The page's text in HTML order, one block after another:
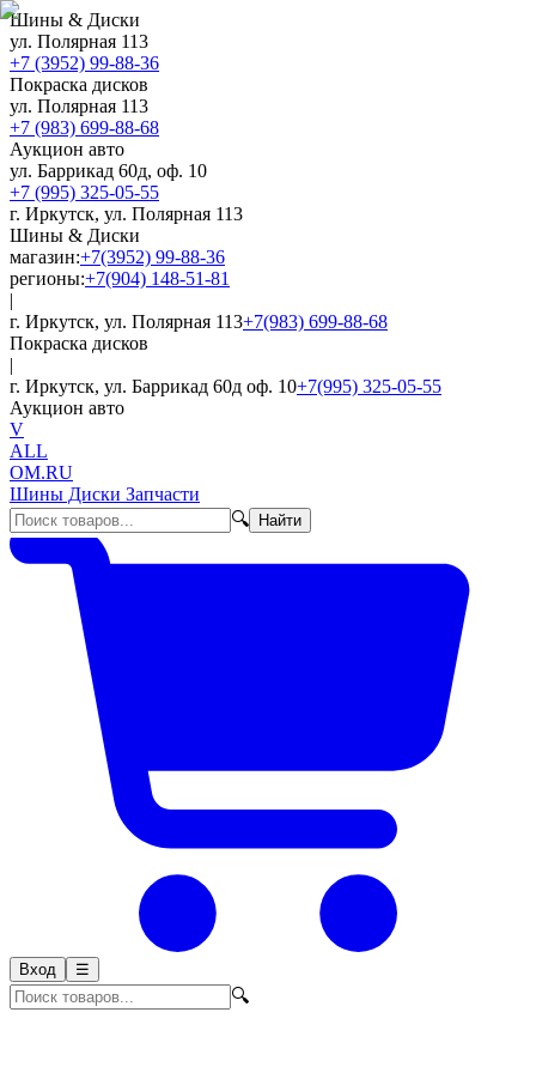
Шины & Диски
ул. Полярная 113
+7 (3952) 99-88-36
Покраска дисков
ул. Полярная 113
+7 (983) 699-88-68
Аукцион авто
ул. Баррикад 60д, оф. 10
+7 (995) 325-05-55
г. Иркутск, ул. Полярная 113
Шины & Диски
магазин:+7(3952) 99-88-36
регионы:+7(904) 148-51-81
|
г. Иркутск, ул. Полярная 113+7(983) 699-88-68
Покраска дисков
|
г. Иркутск, ул. Баррикад 60д оф. 10+7(995) 325-05-55
Аукцион авто
V
ALL
OM.RU
Шины Диски Запчасти
🔍
Найти
Вход ☰
🔍